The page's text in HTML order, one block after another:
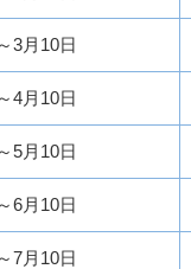
3月10日
4月10日
5月10日
6月10日
7月10日